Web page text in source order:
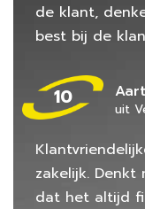
de klant,
best bij de
10 Aart
uit
zakelijk. Denkt
dat het altijd